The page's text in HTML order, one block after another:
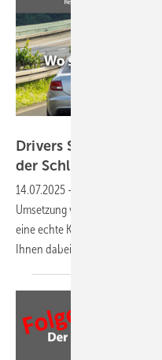
Drivers Seat 32:
der Schlüssel zu mehr
14.07.2025 -
Umsetzung von Agilität? In
eine echte Kulturveränderung
Ihnen dabei helfen, flexibler